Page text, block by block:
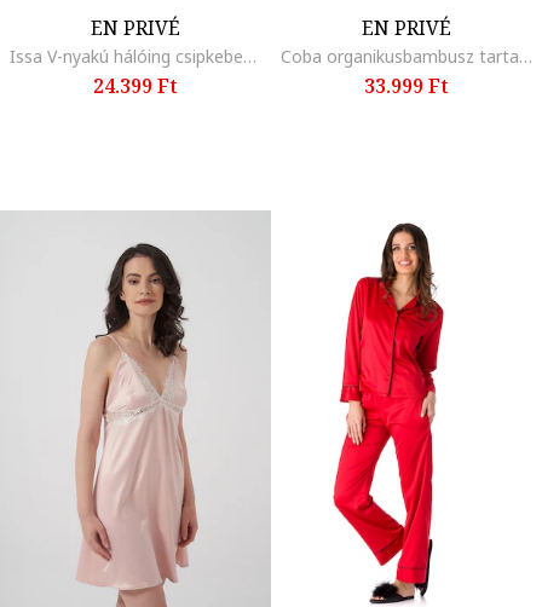
EN PRIVÉ
Issa V-nyakú hálóing csipkebetétekkel, Pasztellrózsaszín
24.399 Ft
EN PRIVÉ
Coba organikusbambusz tartalmú pizsama, Erdőzöld
33.999 Ft